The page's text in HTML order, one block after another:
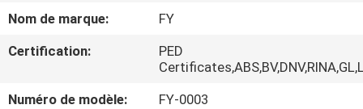
AU
DE
NOUS
Nom de marque:
FY
Certification:
PED
Numéro de modèle:
FY-0003